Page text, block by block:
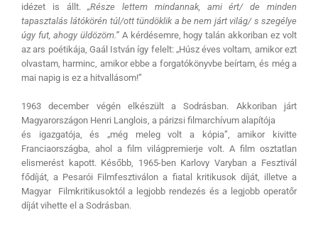
idézet is állt.„Része lettem mindannak, ami ért/ de minden
tapasztalás látókörén túl/ott tündöklik a be nem járt világ/ s szegélye
úgy fut, ahogy üldözöm.” A kérdésemre, hogy talán akkoriban ez volt
az ars poétikája, Gaál István így felelt: „Húsz éves voltam, amikor ezt
olvastam, harminc, amikor ebbe a forgatókönyvbe beírtam, és még a
mai napig is ez a hitvallásom!”
1963 december végén elkészült a Sodrásban. Akkoriban járt
Magyarországon Henri Langlois, a párizsi filmarchívum alapítója
és igazgatója, és „még meleg volt a kópia”, amikor kivitte
Franciaországba, ahol a film világpremierje volt. A film osztatlan
elismerést kapott. Később, 1965-ben Karlovy Varyban a Fesztivál
fődíját, a Pesarói Filmfesztiválon a fiatal kritikusok díját, illetve a
Magyar Filmkritikusoktól a legjobb rendezés és a legjobb operatőr
díját vihette el a Sodrásban.